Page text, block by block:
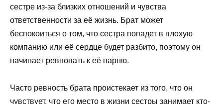
сестре из-за близких отношений и чувства
ответственности за её жизнь. Брат может
беспокоиться о том, что сестра попадет в плохую
компанию или её сердце будет разбито, поэтому он
начинает ревновать к её парню.
Часто ревность брата проистекает из того, что он
чувствует, что его место в жизни сестры занимает кто-